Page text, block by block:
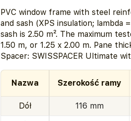
PVC window frame with steel
and sash (XPS insulation; lambda
sash is 2.50 m². The maximum
1.50 m, or 1.25 x 2.00 m. Pane
Spacer: SWISSPACER Ultimate
Nazwa Szerokość ramy
Dół 116 mm